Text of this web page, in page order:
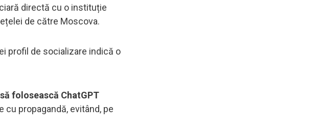
directă cu o instituție
de către Moscova.
profil de socializare indică o
folosească ChatGPT
cu propagandă, evitând, pe